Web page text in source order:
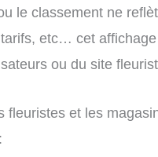
le classement ne
etc… cet
ou du site
fleuristes et les